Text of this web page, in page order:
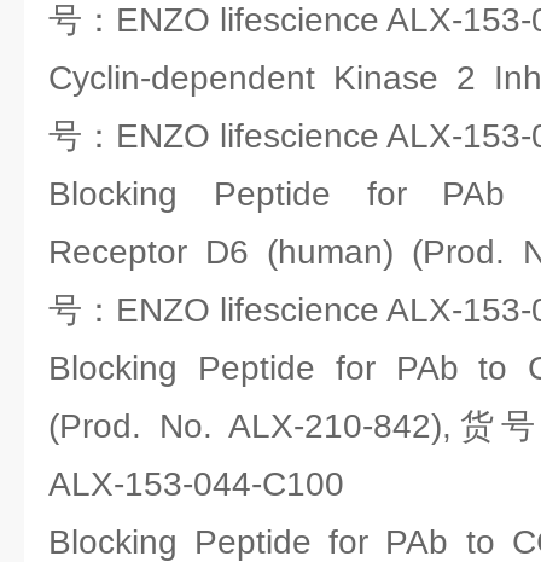
号：ENZO lifescience ALX-
Cyclin-dependent Kinase 2
号：ENZO lifescience ALX-
Blocking Peptide for PAb
Receptor D6 (human) (Prod.
号：ENZO lifescience ALX-
Blocking Peptide for PAb to
(Prod. No. ALX-210-842),货
ALX-153-044-C100
Blocking Peptide for PAb to